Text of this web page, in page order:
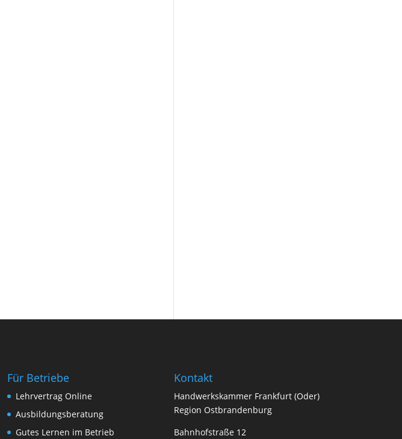
Für Betriebe
Lehrvertrag Online
Ausbildungsberatung
Gutes Lernen im Betrieb
Kontakt
Handwerkskammer Frankfurt (Oder)
Region Ostbrandenburg
Bahnhofstraße 12